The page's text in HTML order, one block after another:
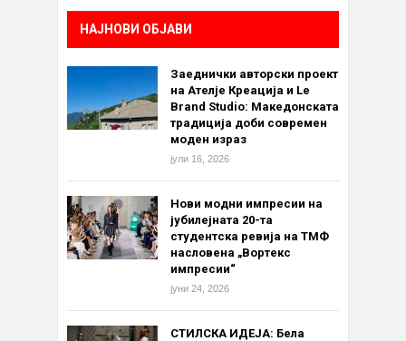
НАЈНОВИ ОБЈАВИ
Заеднички авторски проект
на Ателје Креација и Le
Brand Studio: Македонската
традиција доби современ
моден израз
јули 16, 2026
Нови модни импресии на
јубилејната 20-та
студентска ревија на ТМФ
насловена „Вортекс
импресии“
јуни 24, 2026
СТИЛСКА ИДЕЈА: Бела